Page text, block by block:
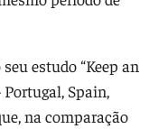
estudo “Keep an
Spain,
na comparação